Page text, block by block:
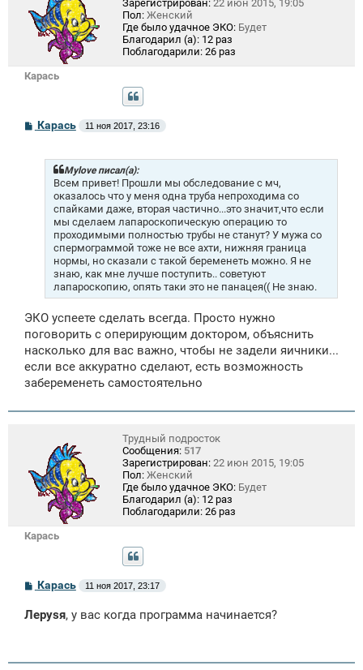
Карась
Зарегистрирован: 22 июн 2015, 19:05
Пол: Женский
Где было удачное ЭКО: Будет
Благодарил (а): 12 раз
Поблагодарили: 26 раз
С
о
Карась 11 ноя 2017, 23:16
Mylоvе писал(а):
Всем привет! Прошли мы обследование с мч,
оказалось что у меня одна труба непроходима со
спайками даже, вторая частично...это значит,что если
мы сделаем лапароскопическую операцию то
проходимыми полностью трубы не станут? У мужа со
спермограммой тоже не все ахти, нижняя граница
нормы, но сказали с такой беременеть можно. Я не
знаю, как мне лучше поступить.. советуют
лапароскопию, опять таки это не панацея(( Не знаю.
ЭКО успеете сделать всегда. Просто нужно
поговорить с оперирующим доктором, объяснить
насколько для вас важно, чтобы не задели яичники...
если все аккуратно сделают, есть возможность
забеременеть самостоятельно
Карась
Трудный подросток
Сообщения: 517
Зарегистрирован: 22 июн 2015, 19:05
Пол: Женский
Где было удачное ЭКО: Будет
Благодарил (а): 12 раз
Поблагодарили: 26 раз
С
б
и
Карась 11 ноя 2017, 23:17
Лeрysя, у вас когда программа начинается?